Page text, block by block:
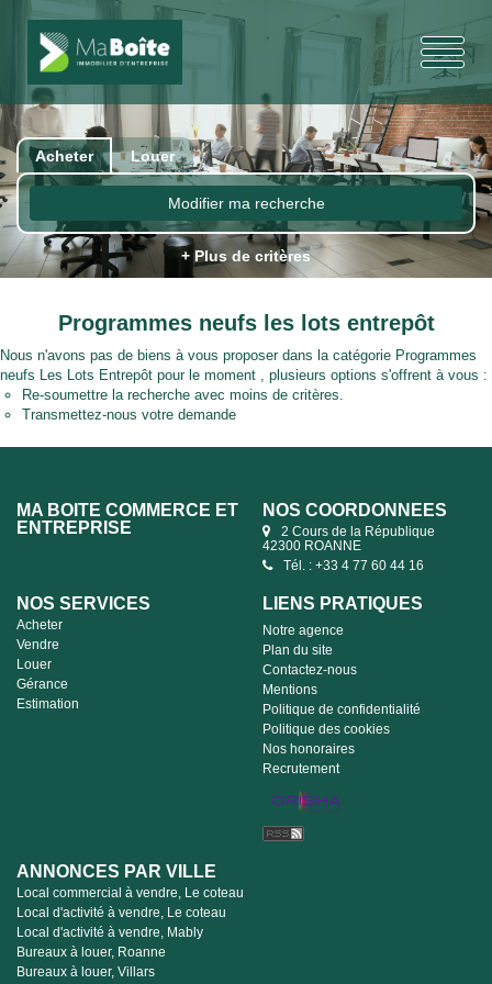
Acheter Louer
Modifier ma recherche
+ Plus de critères
Programmes neufs les lots entrepôt
Nous n'avons pas de biens à vous proposer dans la catégorie Programmes
neufs Les Lots Entrepôt pour le moment , plusieurs options s'offrent à vous :
Re-soumettre la recherche avec moins de critères.
Transmettez-nous votre demande
MA BOITE COMMERCE ET
ENTREPRISE
NOS COORDONNÉES
2 Cours de la République
42300 ROANNE
Tél. : +33 4 77 60 44 16
NOS SERVICES
Acheter
Vendre
Louer
Gérance
Estimation
LIENS PRATIQUES
Notre agence
Plan du site
Contactez-nous
Mentions
Politique de confidentialité
Politique des cookies
Nos honoraires
Recrutement
ANNONCES PAR VILLE
Local commercial à vendre, Le coteau
Local d'activité à vendre, Le coteau
Local d'activité à vendre, Mably
Bureaux à louer, Roanne
Bureaux à louer, Villars